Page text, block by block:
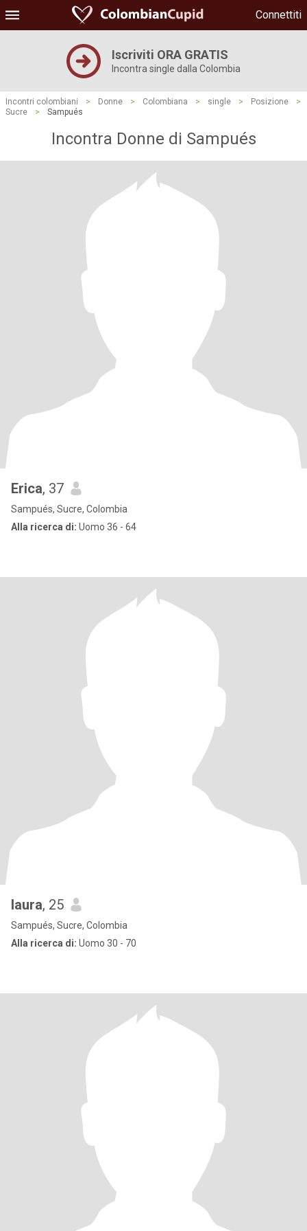
Connettiti
Iscriviti ORA GRATIS
Incontra single dalla Colombia
Incontri colombiani > Donne > Colombiana > single > Posizione
>
Sucre
> Sampués
Incontra Donne di Sampués
Erica, 37
Sampués, Sucre, Colombia
Alla ricerca di: Uomo 36 - 64
laura, 25
Sampués, Sucre, Colombia
Alla ricerca di: Uomo 30 - 70